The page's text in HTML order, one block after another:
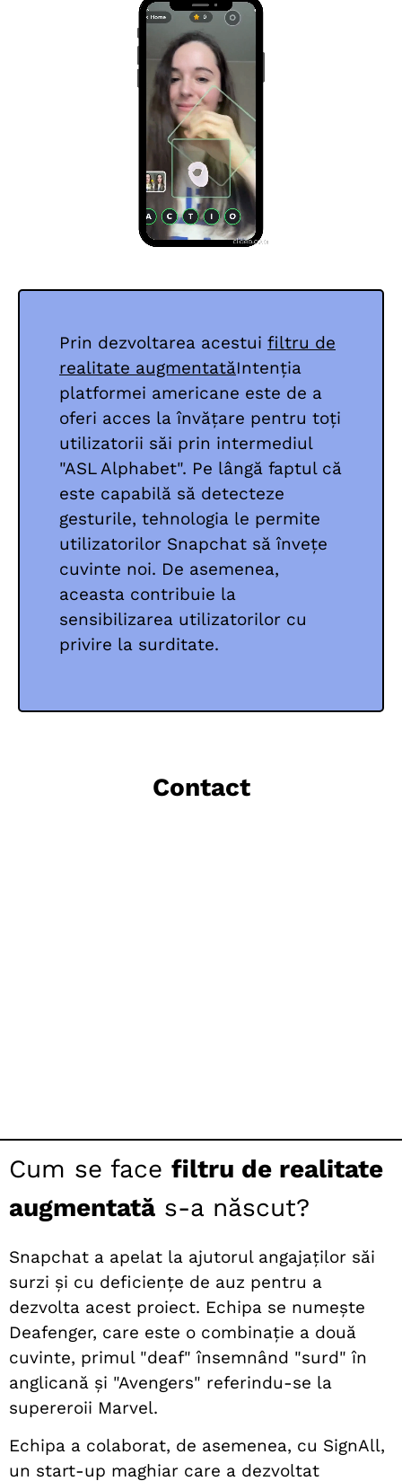
Prin dezvoltarea acestui filtru de
realitate augmentatăIntenția
platformei americane este de a
oferi acces la învățare pentru toți
utilizatorii săi prin intermediul
"ASL Alphabet". Pe lângă faptul că
este capabilă să detecteze
gesturile, tehnologia le permite
utilizatorilor Snapchat să învețe
cuvinte noi. De asemenea,
aceasta contribuie la
sensibilizarea utilizatorilor cu
privire la surditate.
Contact
Cum se face filtru de realitate
augmentată s-a născut?
Snapchat a apelat la ajutorul angajaților săi
surzi și cu deficiențe de auz pentru a
dezvolta acest proiect. Echipa se numește
Deafenger, care este o combinație a două
cuvinte, primul "deaf" însemnând "surd" în
anglicană și "Avengers" referindu-se la
supereroii Marvel.
Echipa a colaborat, de asemenea, cu SignAll,
un start-up maghiar care a dezvoltat